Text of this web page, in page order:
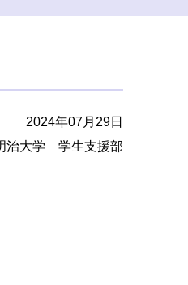
2024年07月29日
治大学 学生支援部